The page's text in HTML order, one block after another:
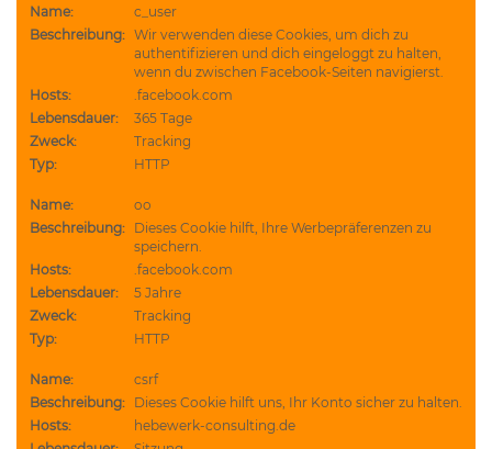
Name:
c_user
Beschreibung: Wir verwenden diese Cookies, um dich zu
authentifizieren und dich eingeloggt zu halten,
wenn du zwischen Facebook-Seiten navigierst.
Hosts:
.facebook.com
Lebensdauer:
365 Tage
Zweck:
Tracking
Typ:
HTTP
Name:
oo
Beschreibung: Dieses Cookie hilft, Ihre Werbepräferenzen zu
speichern.
Hosts:
.facebook.com
Lebensdauer:
5 Jahre
Zweck:
Tracking
Typ:
HTTP
Name:
csrf
Beschreibung: Dieses Cookie hilft uns, Ihr Konto sicher zu halten.
Hosts:
hebewerk-consulting.de